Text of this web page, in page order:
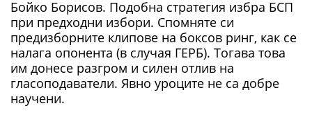
Бойко Борисов. Подобна стратегия избра БСП
при предходни избори. Спомняте си
предизборните клипове на боксов ринг, как се
налага опонента (в случая ГЕРБ). Тогава това
им донесе разгром и силен отлив на
гласоподаватели. Явно уроците не са добре
научени.